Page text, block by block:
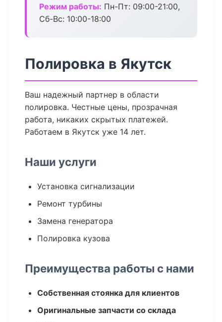
Режим работы: Пн-Пт: 09:00-21:00,
Сб-Вс: 10:00-18:00
Полировка в Якутск
Ваш надежный партнер в области
полировка. Честные цены, прозрачная
работа, никаких скрытых платежей.
Работаем в Якутск уже 14 лет.
Наши услуги
Установка сигнализации
Ремонт турбины
Замена генератора
Полировка кузова
Преимущества работы с нами
Собственная стоянка для клиентов
Оригинальные запчасти со склада